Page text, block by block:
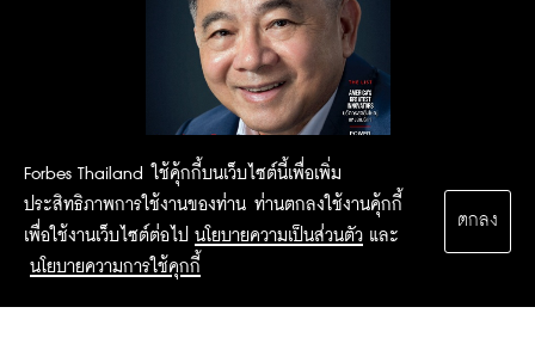
Forbes Thailand ใช้คุ้กกี้บนเว็บไซต์นี้เพื่อเพิ่ม
ประสิทธิภาพการใช้งานของท่าน ท่านตกลงใช้งานคุ้กกี้
เพื่อใช้งานเว็บไซต์ต่อไป นโยบายความเป็นส่วนตัว และ
นโยบายความการใช้คุกกี้
ตกลง
2015 Forbesthailand.com ALL RIGHTS RESERVED